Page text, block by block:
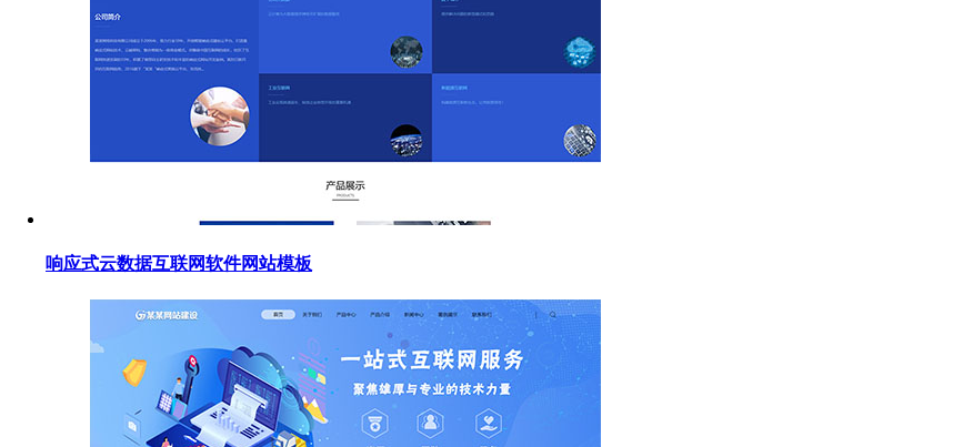
响应式云数据互联网软件网站模板